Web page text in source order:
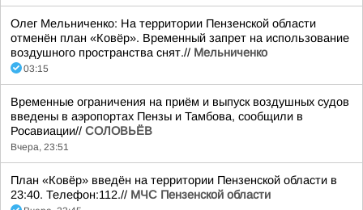
Олег Мельниченко: На территории Пензенской области
отменён план «Ковёр». Временный запрет на использование
воздушного пространства снят.// Мельниченко
03:15
Временные ограничения на приём и выпуск воздушных судов
введены в аэропортах Пензы и Тамбова, сообщили в
Росавиации// СОЛОВЬЁВ
Вчера, 23:51
План «Ковёр» введён на территории Пензенской области в
23:40. Телефон:112.// МЧС Пензенской области